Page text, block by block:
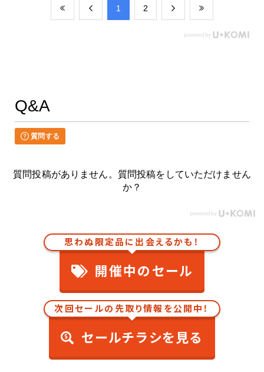
​1 ​2
Q&A
質問する
質問投稿がありません。質問投稿をしていただけません
か？
思わぬ限定品に出会えるかも！
開催中のセール
次回セールの先取り情報を公開中！
セールチラシを見る